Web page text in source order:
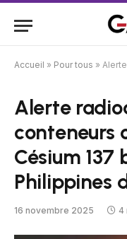
Accueil » Pour tous » Alerte
Alerte
conteneurs
Césium 137
Philippines
16 novembre 2025 4